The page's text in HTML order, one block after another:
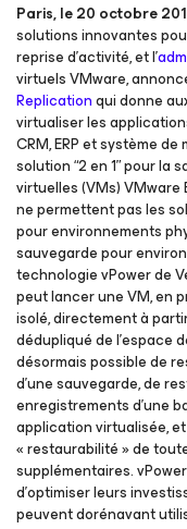
Paris, le 20 octobre
solutions innovantes
reprise d’activité, et l’
virtuels VMware,
Replicationqui donne
virtualiser les
CRM, ERP et système
solution “2 en 1” pour
virtuelles (VMs) VMware
ne permettent pas les
pour environnements
sauvegarde pour
technologie vPower de
peut lancer une VM, en
isolé, directement à
dédupliqué de l’espace
désormais possible de
d’une sauvegarde, de
enregistrements d’une
application virtualisée,
« restaurabilité » de
supplémentaires.
d’optimiser leurs
peuvent dorénavant